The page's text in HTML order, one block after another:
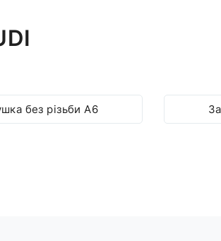
без різьби A6